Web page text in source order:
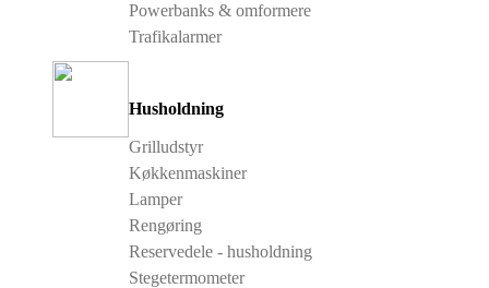
Powerbanks & omformere
Trafikalarmer
Husholdning
Grilludstyr
Køkkenmaskiner
Lamper
Rengøring
Reservedele - husholdning
Stegetermometer